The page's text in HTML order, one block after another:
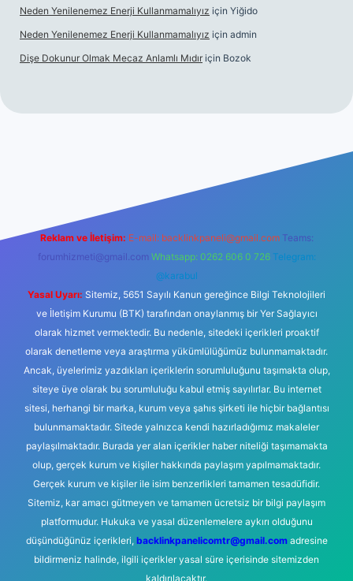
Neden Yenilenemez Enerji Kullanmamalıyız için Yiğido
Neden Yenilenemez Enerji Kullanmamalıyız için admin
Dişe Dokunur Olmak Mecaz Anlamlı Mıdır için Bozok
Reklam ve İletişim: E-mail: backlinkpaneli@gmail.com Teams:
forumhizmeti@gmail.com Whatsapp: 0262 606 0 726 Telegram:
@karabul
Yasal Uyarı: Sitemiz, 5651 Sayılı Kanun gereğince Bilgi Teknolojileri
ve İletişim Kurumu (BTK) tarafından onaylanmış bir Yer Sağlayıcı
olarak hizmet vermektedir. Bu nedenle, sitedeki içerikleri proaktif
olarak denetleme veya araştırma yükümlülüğümüz bulunmamaktadır.
Ancak, üyelerimiz yazdıkları içeriklerin sorumluluğunu taşımakta olup,
siteye üye olarak bu sorumluluğu kabul etmiş sayılırlar. Bu internet
sitesi, herhangi bir marka, kurum veya şahıs şirketi ile hiçbir bağlantısı
bulunmamaktadır. Sitede yalnızca kendi hazırladığımız makaleler
paylaşılmaktadır. Burada yer alan içerikler haber niteliği taşımamakta
olup, gerçek kurum ve kişiler hakkında paylaşım yapılmamaktadır.
Gerçek kurum ve kişiler ile isim benzerlikleri tamamen tesadüfidir.
Sitemiz, kar amacı gütmeyen ve tamamen ücretsiz bir bilgi paylaşım
platformudur. Hukuka ve yasal düzenlemelere aykırı olduğunu
düşündüğünüz içerikleri, backlinkpanelicomtr@gmail.comadresine
bildirmeniz halinde, ilgili içerikler yasal süre içerisinde sitemizden
kaldırılacaktır.